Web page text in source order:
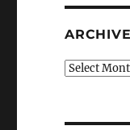
ARCHIVE
Archive